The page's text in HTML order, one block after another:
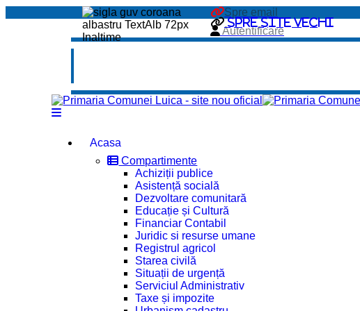
Spre site vechi
Spre email
Autentificare
Acasa
Compartimente
Achiziții publice
Asistență socială
Dezvoltare comunitară
Educație și Cultură
Financiar Contabil
Juridic si resurse umane
Registrul agricol
Starea civilă
Situații de urgență
Serviciul Administrativ
Taxe și impozite